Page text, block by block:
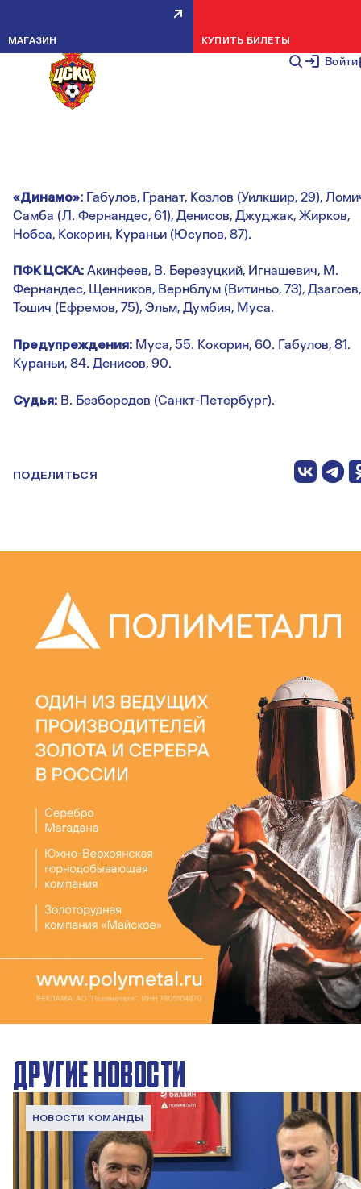
Войти
МАГАЗИН КУПИТЬ БИЛЕТЫ
ДИНАМО — ПФК ЦСКА — 4:2
НОВОСТИ КОМАНДЫ 9 МАРТА
{gallery} {video}
«Динамо»: Габулов, Гранат, Козлов (Уилкшир, 29),
Самба (Л. Фернандес, 61), Денисов, Джуджак, Жирков,
Нобоа, Кокорин, Кураньи (Юсупов, 87).
ПФК ЦСКА: Акинфеев, В. Березуцкий, Игнашевич, М.
Фернандес, Щенников, Вернблум (Витиньо, 73), Дзагоев,
Тошич (Ефремов, 75), Эльм, Думбия, Муса.
Предупреждения: Муса, 55. Кокорин, 60. Габулов, 81.
Кураньи, 84. Денисов, 90.
Судья: В. Безбородов (Санкт-Петербург).
ПОДЕЛИТЬСЯ
ДРУГИЕ НОВОСТИ
НОВОСТИ КОМАНДЫ